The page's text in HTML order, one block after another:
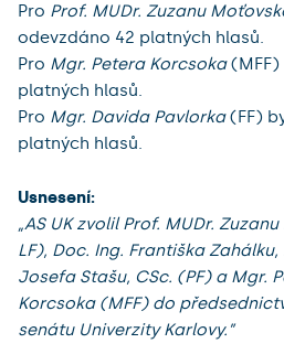
Pro​ Prof. MUDr. Zuzanu
odevzdáno ​42 platných hlasů.
Pro​ Mgr. Petera Korcsoka
platných hlasů.
Pro ​ Mgr. Davida Pavlorka(FF)
platných hlasů.
Usnesení:
„AS UK zvolil Prof. MUDr.
LF), Doc. Ing. Františka Zahálku,
Josefa Stašu, CSc. (PF) a Mgr.
Korcsoka (MFF) do
senátu Univerzity Karlovy.”